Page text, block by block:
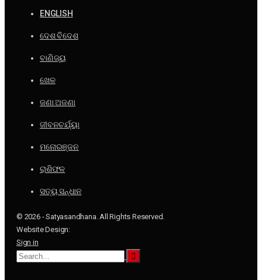
ENGLISH
ଦେଶ ବିଦେଶ
ବାଣିଜ୍ୟ
ଖେଳ
ଜଣା ଅଜଣା
ଜୀବନଚର୍ଯ୍ୟା
ମନୋରଞ୍ଜନ
ରାଶିଫଳ
ସତ୍ୟ ସନ୍ଧାନ
© 2026 - Satyasandhana. All Rights Reserved.
Website Design:
Sign in